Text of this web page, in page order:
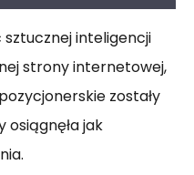
inteligencji
strony internetowej,
zostały
jak